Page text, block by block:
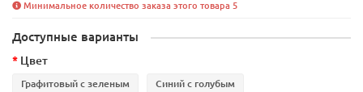
Минимальное количество заказа этого товара 5
Доступные варианты
Цвет
Графитовый с зеленым Синий с голубым